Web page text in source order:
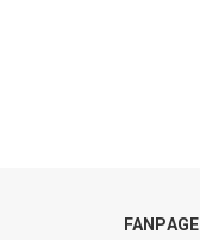
FANPAGE